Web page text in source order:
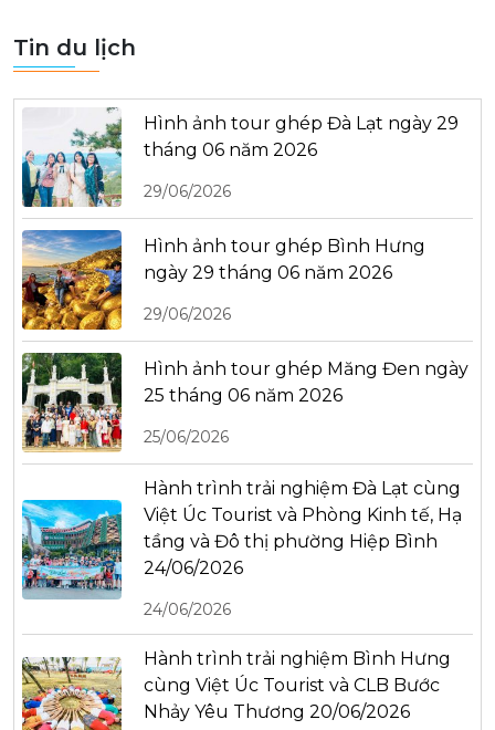
Tin du lịch
Hình ảnh tour ghép Đà Lạt ngày 29
tháng 06 năm 2026
29/06/2026
Hình ảnh tour ghép Bình Hưng
ngày 29 tháng 06 năm 2026
29/06/2026
Hình ảnh tour ghép Măng Đen ngày
25 tháng 06 năm 2026
25/06/2026
Hành trình trải nghiệm Đà Lạt cùng
Việt Úc Tourist và Phòng Kinh tế, Hạ
tầng và Đô thị phường Hiệp Bình
24/06/2026
24/06/2026
Hành trình trải nghiệm Bình Hưng
cùng Việt Úc Tourist và CLB Bước
Nhảy Yêu Thương 20/06/2026